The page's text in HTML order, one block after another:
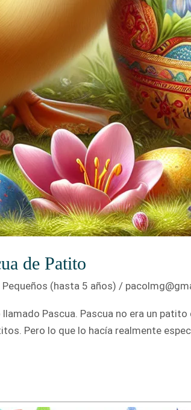
de Patito
Pequeños (hasta 5 años) /
Pascua. Pascua no era un
Pero lo que lo hacía realmente